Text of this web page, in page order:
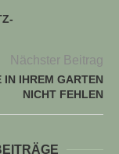
Nächster Beitrag
IN IHREM GARTEN
NICHT FEHLEN